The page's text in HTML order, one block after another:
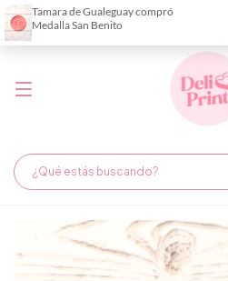
Demora de fabricación